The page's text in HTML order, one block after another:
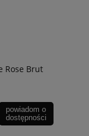
Rose Brut
powiadom o
dostępności